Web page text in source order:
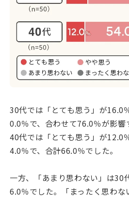
30代では「とても思う」が16.0
0.0％で、合わせて76.0％が影響
40代では「とても思う」が12.0
4.0％で、合計66.0％でした。
一方、「あまり思わない」は30
6.0％でした。「まったく思わな